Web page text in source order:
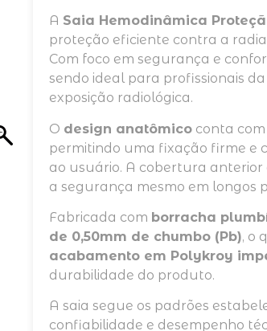
A Saia Hemodinâmica
proteção eficiente contra a
Com foco em segurança e
sendo ideal para profissionais
exposição radiológica.
O design anatômicoconta com
permitindo uma fixação firme e
ao usuário. A cobertura
a segurança mesmo em longos
Fabricada com borracha
de 0,50mm de chumbo (Pb), o
acabamento em Polykroy
durabilidade do produto.
A saia segue os padrões
confiabilidade e desempenho